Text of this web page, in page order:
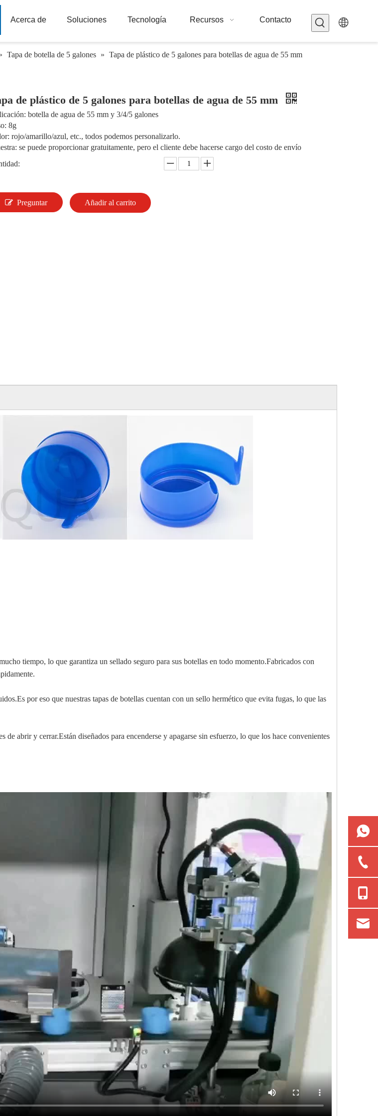
Acerca de Soluciones Tecnología Recursos Contacto
Tapa de botella de 5 galones » Tapa de plástico de 5 galones para botellas de agua de 55 mm
de plástico de 5 galones para botellas de agua de 55 mm
botella de agua de 55 mm y 3/4/5 galones
8g
rojo/amarillo/azul, etc., todos podemos personalizarlo.
se puede proporcionar gratuitamente, pero el cliente debe hacerse cargo del costo de envío
Preguntar Añadir al carrito
tiempo, lo que garantiza un sellado seguro para sus botellas en todo momento.Fabricados con
por eso que nuestras tapas de botellas cuentan con un sello hermético que evita fugas, lo que las
de abrir y cerrar.Están diseñados para encenderse y apagarse sin esfuerzo, lo que los hace convenientes